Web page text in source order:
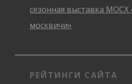
сезонная выставка МОСХ
москвичи»
РЕЙТИНГИ САЙТА